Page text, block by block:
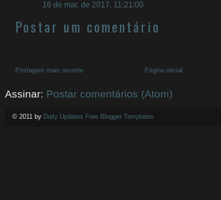
16 de mar. de 2017, 11:21:00
Postar um comentário
Postagem mais recente Página inicial
Assinar: Postar comentários (Atom)
© 2011 by Daily Updates Free Blogger Templates